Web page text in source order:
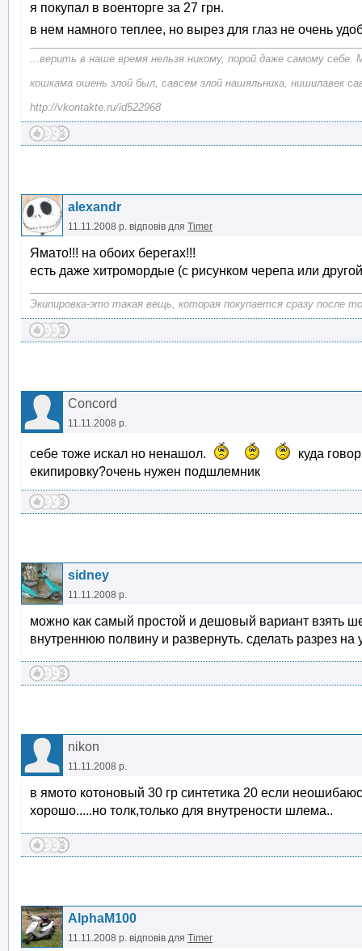
я покупал в военторге за 27 грн.
в нем намного теплее, но вырез для глаз не очень
...верить в наше время нельзя никому, порой даже самому
кошкама ошень злой был, савсем злой нашяльника, нишилавек
http://vkontakte.ru/id522968
alexandr
11.11.2008 р. відповів для Timer
Ямато!!! на обоих берегах!!!
есть даже хитромордые (с рисунком черепа или
Экипировка-это такая вещь, которая покупается сразу после
Concord
11.11.2008 р.
себе тоже искал но ненашол.
куда
екипировку?очень нужен подшлемник
sidney
11.11.2008 р.
можно как самый простой и дешовый вариант взять
внутреннюю полвину и развернуть. сделать разрез на
nikon
11.11.2008 р.
в ямото котоновый 30 гр синтетика 20 если
хорошо.....но толк,только для внутрености шлема..
AlphaM100
11.11.2008 р. відповів для Timer